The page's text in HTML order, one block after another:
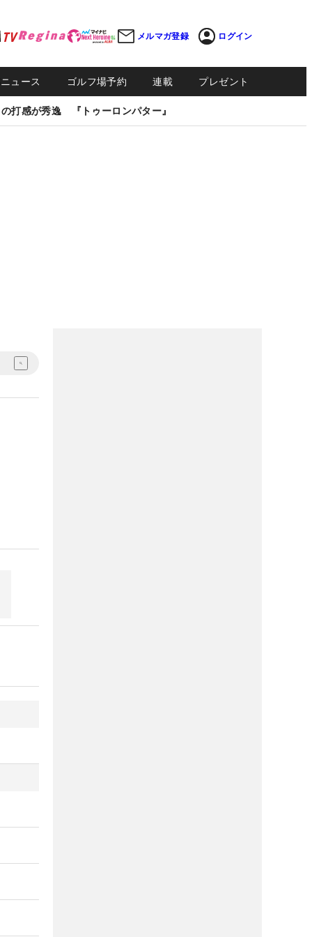
メルマガ登録 ログイン
ュース ゴルフ場予約 連載 プレゼント
打感が秀逸 『トゥーロンパター』